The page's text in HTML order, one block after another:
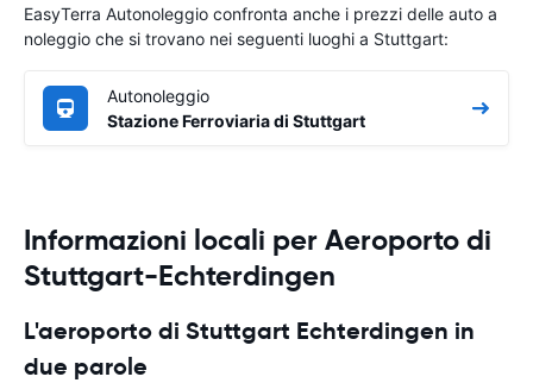
EasyTerra Autonoleggio confronta anche i prezzi delle auto a
noleggio che si trovano nei seguenti luoghi a Stuttgart:
Autonoleggio
Stazione Ferroviaria di Stuttgart
Informazioni locali per Aeroporto di
Stuttgart-Echterdingen
L'aeroporto di Stuttgart Echterdingen in
due parole